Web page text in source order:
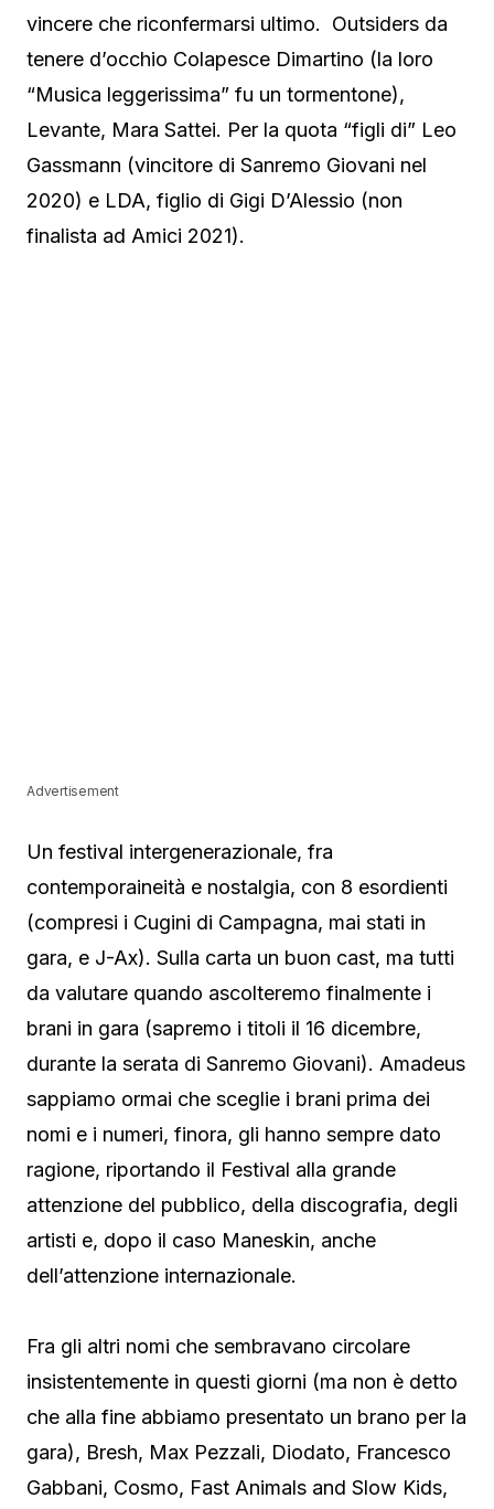
vincere che riconfermarsi ultimo. Outsiders da
tenere d’occhio Colapesce Dimartino (la loro
“Musica leggerissima” fu un tormentone),
Levante, Mara Sattei. Per la quota “figli di” Leo
Gassmann (vincitore di Sanremo Giovani nel
2020) e LDA, figlio di Gigi D’Alessio (non
finalista ad Amici 2021).
Advertisement
Un festival intergenerazionale, fra
contemporaineità e nostalgia, con 8 esordienti
(compresi i Cugini di Campagna, mai stati in
gara, e J-Ax). Sulla carta un buon cast, ma tutti
da valutare quando ascolteremo finalmente i
brani in gara (sapremo i titoli il 16 dicembre,
durante la serata di Sanremo Giovani). Amadeus
sappiamo ormai che sceglie i brani prima dei
nomi e i numeri, finora, gli hanno sempre dato
ragione, riportando il Festival alla grande
attenzione del pubblico, della discografia, degli
artisti e, dopo il caso Maneskin, anche
dell’attenzione internazionale.
Fra gli altri nomi che sembravano circolare
insistentemente in questi giorni (ma non è detto
che alla fine abbiamo presentato un brano per la
gara), Bresh, Max Pezzali, Diodato, Francesco
Gabbani, Cosmo, Fast Animals and Slow Kids,